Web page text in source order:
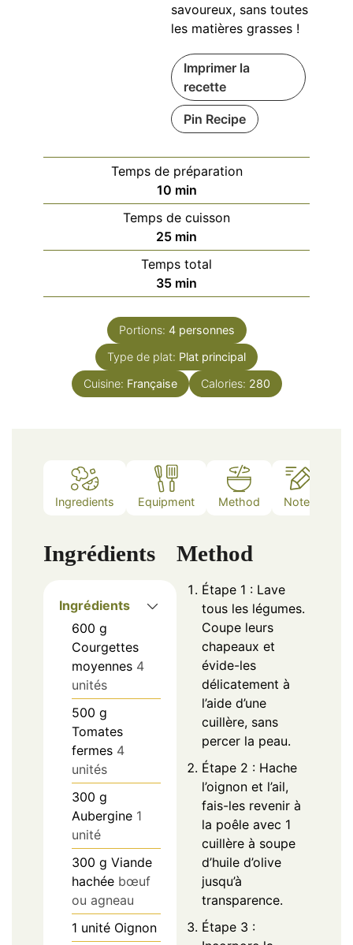
savoureux, sans toutes
les matières grasses !
Imprimer la
recette
Pin Recipe
Temps de préparation
10minutes
min
Temps de cuisson
25minutes
min
Temps total
35minutes
min
Portions: 4 personnes
Type de plat: Plat principal
Cuisine: Française Calories: 280
Ingredients Equipment Method Notes
Ingrédients
Ingrédients
600 g
Courgettes
moyennes 4
unités
500 g
Tomates
fermes 4
unités
300 g
Aubergine 1
unité
300 g Viande
hachée bœuf
ou agneau
1 unité Oignon
Method
Étape 1 : Lave
tous les légumes.
Coupe leurs
chapeaux et
évide-les
délicatement à
l’aide d’une
cuillère, sans
percer la peau.
Étape 2 : Hache
l’oignon et l’ail,
fais-les revenir à
la poêle avec 1
cuillère à soupe
d’huile d’olive
jusqu’à
transparence.
Étape 3 :